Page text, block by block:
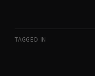
TAGGED IN